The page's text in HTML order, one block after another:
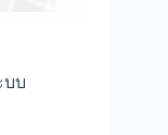
บบ